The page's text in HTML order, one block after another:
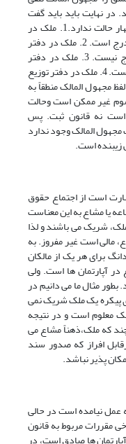
نهایت باید باید گفت
ملک و مالک، نسبت به یکدیگر بیشتر از چهار حالت ندارد.1. ملک در
دفتر توزیع اظهارنامه ثبت است – نام مالک درج است. 2. ملک در دفتر
توزیع اظهارنامه ثبت نیست - نام مالک درج نیست. 3. ملک در دفتر
توزیع اظهارنامه ثبت است - نام مالک درج نیست. 4. ملک در دفتر توزیع
مجهول المالک منطقاً به
غیر ممکن است وحالت
است نه قانون ثبت. پس
المالک وجود ندارد
زیبنده است.
عبارت است از اجتماع حقوق
یا مشاع به این معناست
شریک می باشند و لذا
مدنی مشاع، مالی است غیر مفروز. به
برای هر یک از مالکان
آپارتمان ها است. ولی
مثال ما می دانیم در
پیکره یک ملک شریک نمی
معلوم است و در نتیجه
که ملک،ذهناً مشاع می
افراز که صدور سند
پذیر نباشد.
عمل نیامده است در حالی
مقررات مربوط به قانون